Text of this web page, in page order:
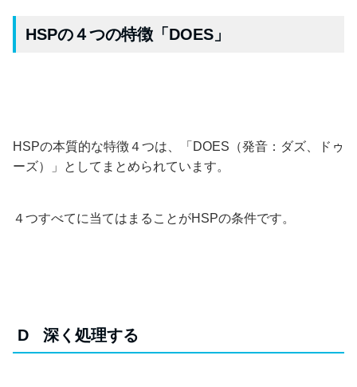
HSPの４つの特徴「DOES」
HSPの本質的な特徴４つは、「DOES（発音：ダズ、ドゥ
ーズ）」としてまとめられています。
４つすべてに当てはまることがHSPの条件です。
D 深く処理する